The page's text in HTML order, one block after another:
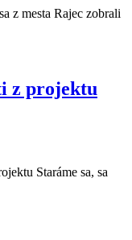
z mesta Rajec zobrali
z projektu
Staráme sa, sa